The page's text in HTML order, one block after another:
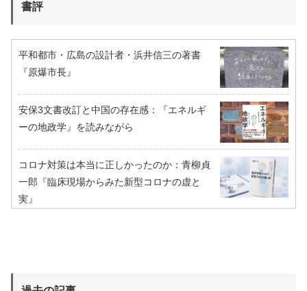
書評
平和都市・広島の設計者・浜井信三の著書
『原爆市長』
安保3文書改訂と中国の存在感：『エネルギ
ーの地政学』を読みながら
コロナ対策は本当に正しかったのか：青柳貞
一郎『臨床現場からみた新型コロナの虚と
実』